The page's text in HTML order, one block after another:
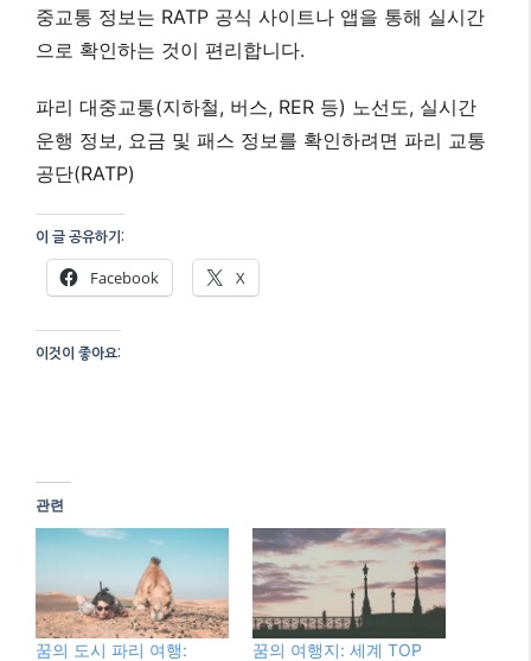
중교통 정보는 RATP 공식 사이트나 앱을 통해 실시간
으로 확인하는 것이 편리합니다.
파리 대중교통(지하철, 버스, RER 등) 노선도, 실시간
운행 정보, 요금 및 패스 정보를 확인하려면 파리 교통
공단(RATP)
이 글 공유하기:
Facebook X
이것이 좋아요:
관련
꿈의 도시 파리 여행:
꿈의 여행지: 세계 TOP